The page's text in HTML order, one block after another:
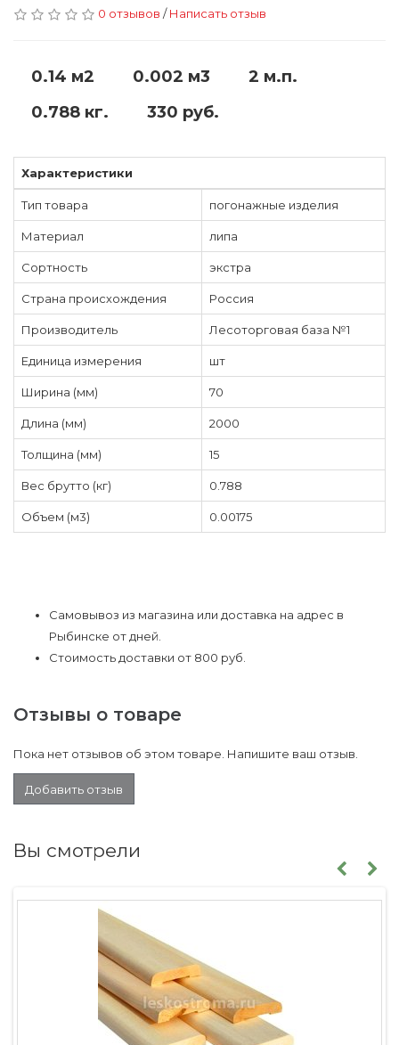
0 отзывов /Написать отзыв
0.14 м2 0.002 м3
2 м.п.
0.788 кг.
330 руб.
Характеристики
Тип товара погонажные изделия
Материал липа
Сортность экстра
Страна происхождения Россия
Производитель Лесоторговая база №1
Единица измерения шт
Ширина (мм) 70
Длина (мм) 2000
Толщина (мм) 15
Вес брутто (кг) 0.788
Объем (м3) 0.00175
Самовывоз из магазина или доставка на адрес в
Рыбинске от дней.
Стоимость доставки от 800 руб.
Отзывы о товаре
Пока нет отзывов об этом товаре. Напишите ваш отзыв.
Добавить отзыв
Вы смотрели